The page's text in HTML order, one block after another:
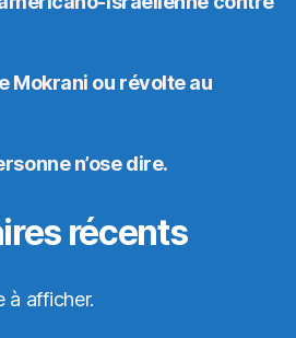
Mokrani ou révolte au
n’ose dire.
récents
à afficher.